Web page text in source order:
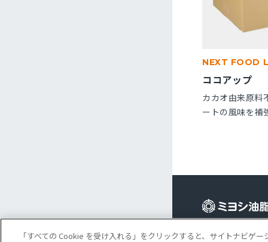
NEXT FOOD
ココアップ
カカオ由来原料
ートの風味を補
「すべての Cookie を受け入れる」をクリックすると、サイトナビゲ